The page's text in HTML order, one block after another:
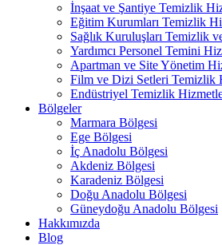
İnşaat ve Şantiye Temizlik
Eğitim Kurumları Temizlik
Sağlık Kuruluşları Temizlik
Yardımcı Personel Temini
Apartman ve Site Yönetim
Film ve Dizi Setleri Temizlik
Endüstriyel Temizlik
Bölgeler
Marmara Bölgesi
Ege Bölgesi
İç Anadolu Bölgesi
Akdeniz Bölgesi
Karadeniz Bölgesi
Doğu Anadolu Bölgesi
Güneydoğu Anadolu Bölgesi
Hakkımızda
Blog